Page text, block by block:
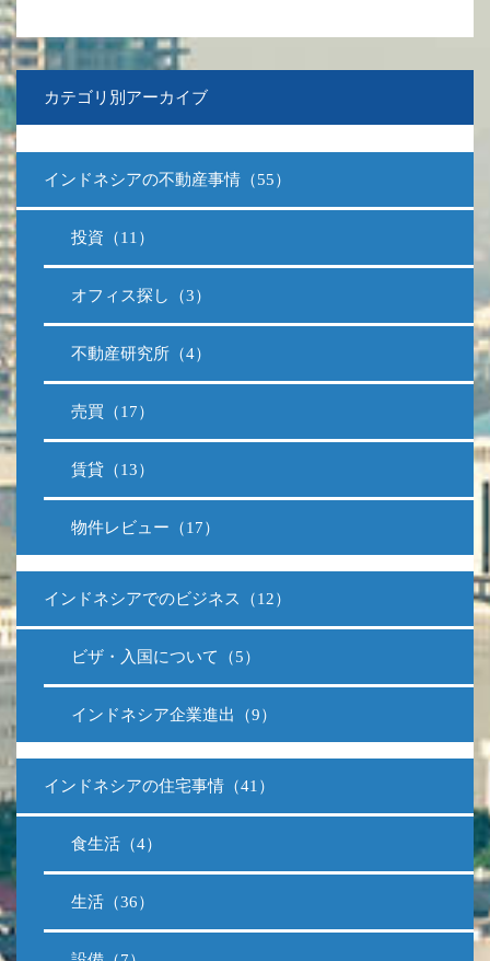
カテゴリ別アーカイブ
インドネシアの不動産事情（55）
投資（11）
オフィス探し（3）
不動産研究所（4）
売買（17）
賃貸（13）
物件レビュー（17）
インドネシアでのビジネス（12）
ビザ・入国について（5）
インドネシア企業進出（9）
インドネシアの住宅事情（41）
食生活（4）
生活（36）